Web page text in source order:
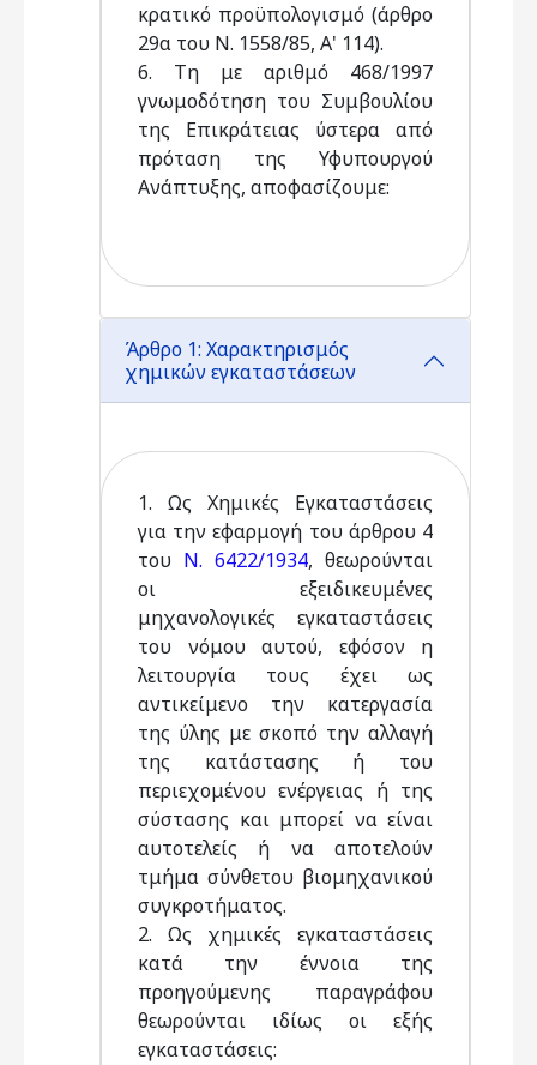
κρατικό προϋπολογισμό (άρθρο
29α του Ν. 1558/85, Α' 114).
6. Τη με αριθμό 468/1997
γνωμοδότηση του Συμβουλίου
της Επικράτειας ύστερα από
πρόταση της Υφυπουργού
Ανάπτυξης, αποφασίζουμε:
Άρθρο 1: Χαρακτηρισμός
χημικών εγκαταστάσεων
1. Ως Χημικές Εγκαταστάσεις
για την εφαρμογή του άρθρου 4
του Ν. 6422/1934, θεωρούνται
οι εξειδικευμένες
μηχανολογικές εγκαταστάσεις
του νόμου αυτού, εφόσον η
λειτουργία τους έχει ως
αντικείμενο την κατεργασία
της ύλης με σκοπό την αλλαγή
της κατάστασης ή του
περιεχομένου ενέργειας ή της
σύστασης και μπορεί να είναι
αυτοτελείς ή να αποτελούν
τμήμα σύνθετου βιομηχανικού
συγκροτήματος.
2. Ως χημικές εγκαταστάσεις
κατά την έννοια της
προηγούμενης παραγράφου
θεωρούνται ιδίως οι εξής
εγκαταστάσεις: